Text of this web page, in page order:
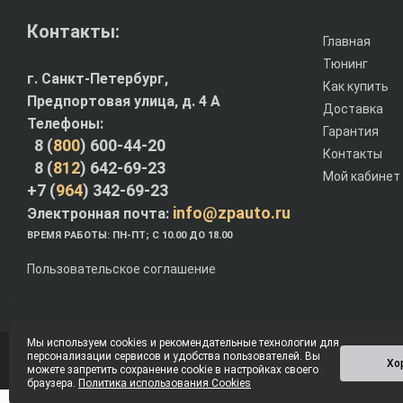
Главная
Тюнинг
Как купить
Доставка
Гарантия
Контакты
Мой кабинет
Контакты:
г. Санкт-Петербург,
Предпортовая улица, д. 4 A
Телефоны:
8 (800) 600-44-20
8 (812) 642-69-23
+7 (964) 342-69-23
Электронная почта: info@zpauto.ru
ВРЕМЯ РАБОТЫ: ПН-ПТ; С 10.00 ДО 18.00
Пользовательское соглашение
© Интернет-магазин ZPauto.ru 2012-2026
Мы используем cookies и рекомендательные технологии для
персонализации сервисов и удобства пользователей. Вы
можете запретить сохранение cookie в настройках своего
браузера. Политика использования Cookies